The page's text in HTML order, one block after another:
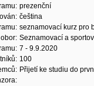
prezenční
čeština
seznamovací kurz pro
Seznamovací a
7 - 9.9.2020
100
Přijetí ke studiu do